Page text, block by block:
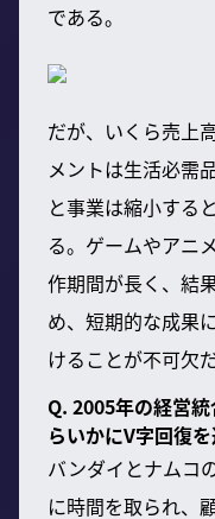
である。
だが、いくら売上
メントは生活必需
と事業は縮小する
る。ゲームやアニ
作期間が長く、結
め、短期的な成果
けることが不可欠
Q. 2005年の経営
らいかにV字回復
バンダイとナムコ
に時間を取られ、